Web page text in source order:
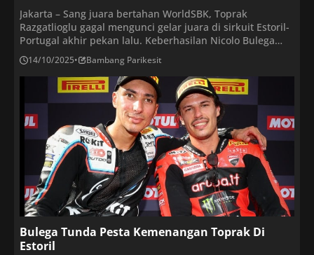
Jakarta – Sang juara bertahan WorldSBK, Toprak
Razgatlioglu gagal mengunci gelar juara di sirkuit Estoril-
Portugal akhir pekan lalu. Keberhasilan Nicolo Bulega
menjuarai Race 2, membuat pesta rider BMW Motorrad
itu tertunda. Walaupun kemungkinan tipis namun di atas
kertas, Nicolo Bulega masih mungkin menggagalkan
Toprak mempertahankan gelar juara yang direbutnya
musim lalu. Walau kalah di […]
14/10/2025• Bambang Parikesit
Bulega Tunda Pesta Kemenangan Toprak Di
Estoril